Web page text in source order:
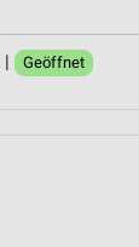
| Geöffnet